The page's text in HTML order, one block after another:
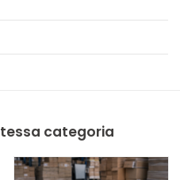
categoria